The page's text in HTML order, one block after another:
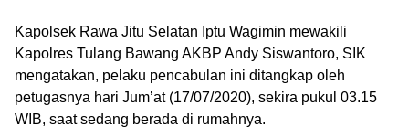
Kapolsek Rawa Jitu Selatan Iptu Wagimin mewakili
Kapolres Tulang Bawang AKBP Andy Siswantoro, SIK
mengatakan, pelaku pencabulan ini ditangkap oleh
petugasnya hari Jum’at (17/07/2020), sekira pukul 03.15
WIB, saat sedang berada di rumahnya.